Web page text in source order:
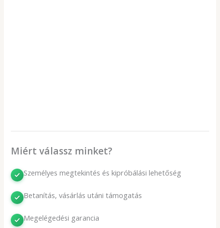
Miért válassz minket?
Személyes megtekintés és kipróbálási lehetőség
Betanítás, vásárlás utáni támogatás
Megelégedési garancia